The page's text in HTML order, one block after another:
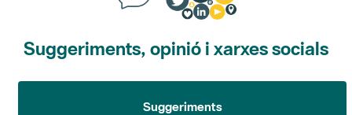
Suggeriments, opinió i xarxes socials
Suggeriments